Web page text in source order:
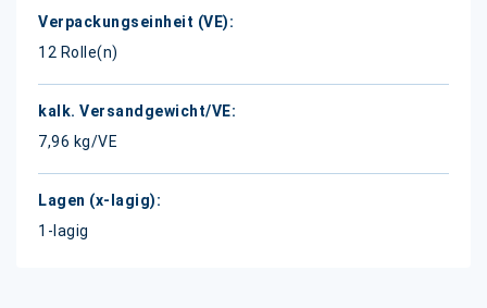
12 Rolle(n)
7,96 kg/VE
1-lagig